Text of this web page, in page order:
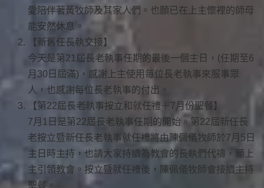
愛陪伴著黃牧師及其家人們。也願已在上主懷裡的師母
能安然休息。
【新舊任長執交接】
今天是第21屆長老執事任期的最後一個主日，(任期至6
月30日屆滿)，感謝上主使用每位長老執事來服事眾
人，也感謝每位長老執事的付出。
【第22屆長老執事按立和就任禮＋7月份聖餐】
7月1日是第22屆長老執事任期的開始。第22屆新任長
老按立暨新任長老執事就任禮將由陳佩儀牧師於7月5日
主日時主持，也請大家持續為教會的長執們代禱，願上
主引領教會。按立暨就任禮後，陳佩儀牧師會接續主持
聖餐。